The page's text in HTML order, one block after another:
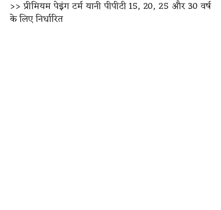
>> प्रीमियम पेइंग टर्म यानी पीपीटी 15, 20, 25 और 30 वर्ष
के लिए निर्धारित